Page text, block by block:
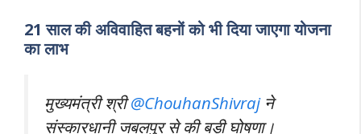
21 साल की अविवाहित बहनों को भी दिया जाएगा योजना
का लाभ
मुख्यमंत्री श्री@ChouhanShivrajने
संस्कारधानी जबलपुर से की बड़ी घोषणा।